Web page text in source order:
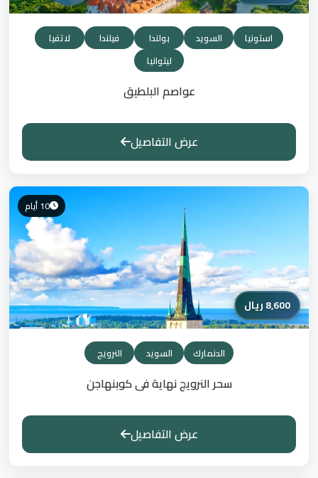
استونيا السويد بولندا فيلندا
لاتفيا
ليتوانيا
عواصم البلطيق
عرض التفاصيل
10 أيام
8,600 ريال
الدنمارك السويد النرويج
سحر النرويج نهاية فى كوبنهاجن
عرض التفاصيل